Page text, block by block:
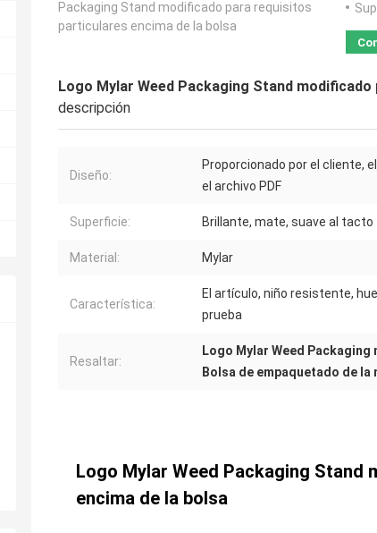
Packaging Stand modificado para requisitos
particulares encima de la bolsa
Logo Mylar Weed Packaging Stand
descripción
Diseño:
Proporcionado por el cliente, el
el archivo PDF
Superficie: Brillante, mate, suave al tacto
Material: Mylar
Característica:
El artículo, niño resistente,
prueba
Resaltar:
Logo Mylar Weed
Bolsa de empaquetado de la
Logo Mylar Weed Packaging
encima de la bolsa